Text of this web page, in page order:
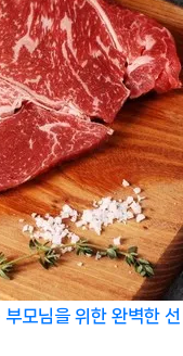
모님을 위한 완벽한 선